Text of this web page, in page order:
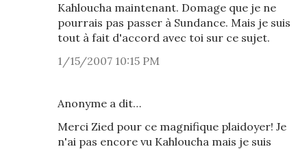
Kahloucha maintenant. Domage que je ne
pourrais pas passer à Sundance. Mais je suis
tout à fait d'accord avec toi sur ce sujet.
1/15/2007 10:15 PM
Anonyme a dit…
Merci Zied pour ce magnifique plaidoyer! Je
n'ai pas encore vu Kahloucha mais je suis